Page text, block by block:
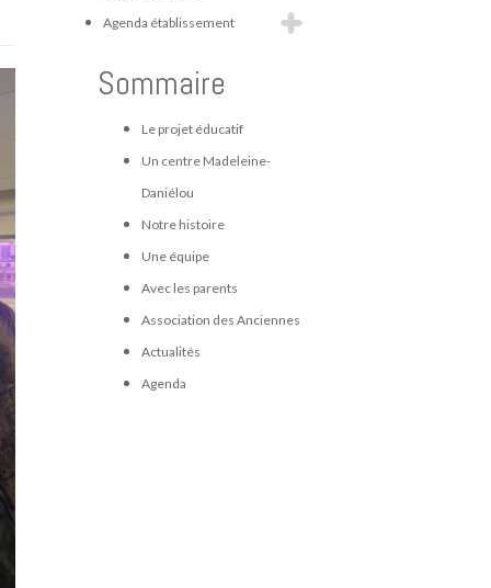
Agenda établissement
Sommaire
Le projet éducatif
Un centre Madeleine-
Daniélou
Notre histoire
Une équipe
Avec les parents
Association des Anciennes
Actualités
Agenda